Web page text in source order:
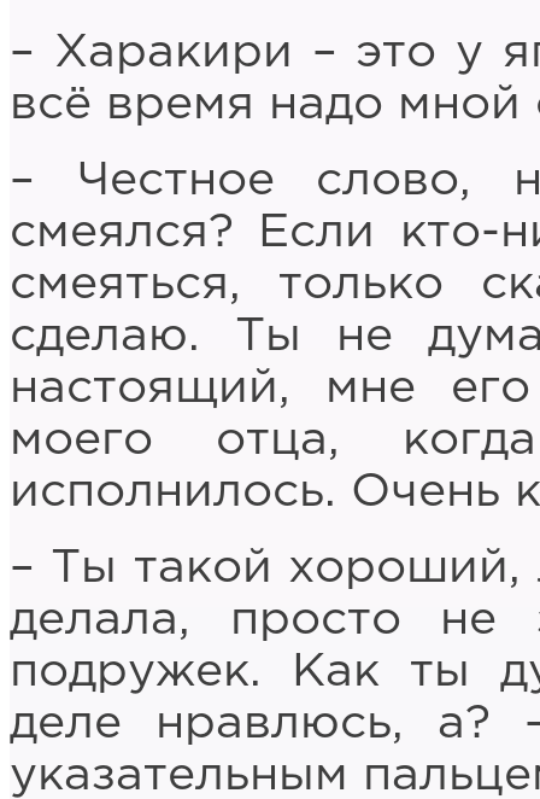
– Харакири – это у
всё время надо мной
– Честное слово,
смеялся? Если кто-
смеяться, только
сделаю. Ты не
настоящий, мне
моего отца,
исполнилось. Очень
– Ты такой хороший,
делала, просто
подружек. Как ты
деле нравлюсь, а?
указательным